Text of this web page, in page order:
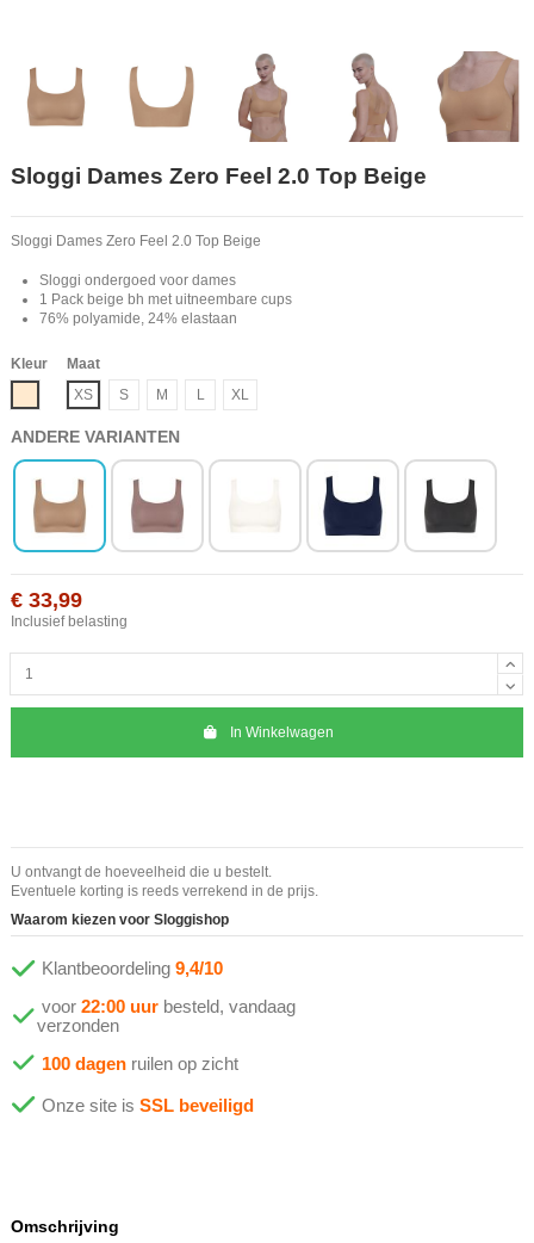
Sloggi Dames Zero Feel 2.0 Top Beige
Sloggi Dames Zero Feel 2.0 Top Beige
Sloggi ondergoed voor dames
1 Pack beige bh met uitneembare cups
76% polyamide, 24% elastaan
Kleur
Maat
XS
S M L XL
ANDERE VARIANTEN
€ 33,99
Inclusief belasting
In Winkelwagen
U ontvangt de hoeveelheid die u bestelt.
Eventuele korting is reeds verrekend in de prijs.
Waarom kiezen voor Sloggishop
Klantbeoordeling 9,4/10
voor 22:00 uur besteld, vandaag
verzonden
100 dagen ruilen op zicht
Onze site is SSL beveiligd
Omschrijving